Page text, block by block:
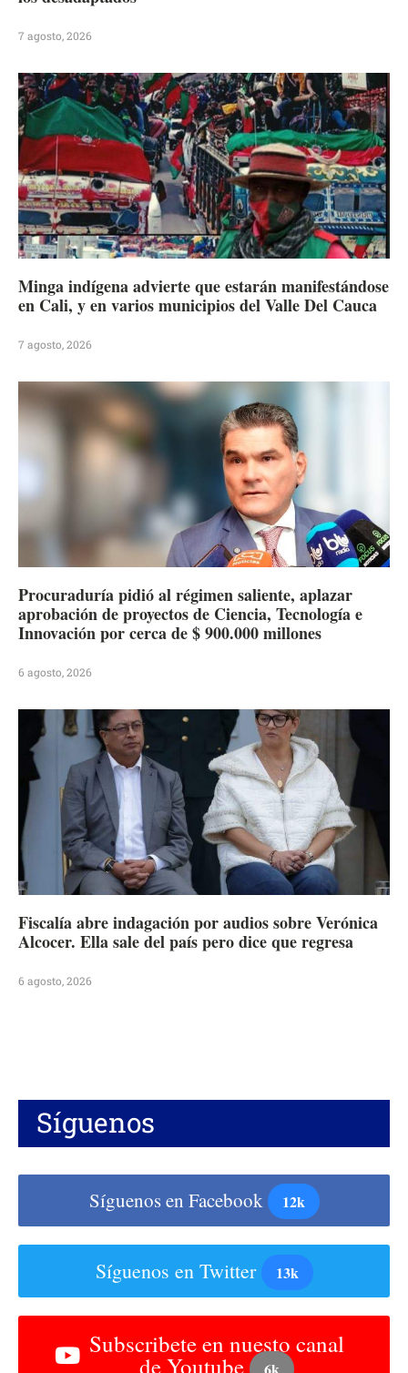
7 agosto, 2026
Minga indígena advierte que estarán manifestándose
en Cali, y en varios municipios del Valle Del Cauca
7 agosto, 2026
Procuraduría pidió al régimen saliente, aplazar
aprobación de proyectos de Ciencia, Tecnología e
Innovación por cerca de $ 900.000 millones
6 agosto, 2026
Fiscalía abre indagación por audios sobre Verónica
Alcocer. Ella sale del país pero dice que regresa
6 agosto, 2026
Síguenos
Síguenos en Facebook 12k
Síguenos en Twitter 13k
Subscribete en nuesto canal
de Youtube